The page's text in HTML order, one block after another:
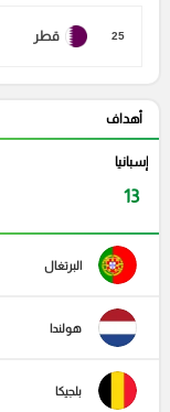
25 قطر
أهداف
إسبانيا
13
البرتغال
هولندا
بلجيكا